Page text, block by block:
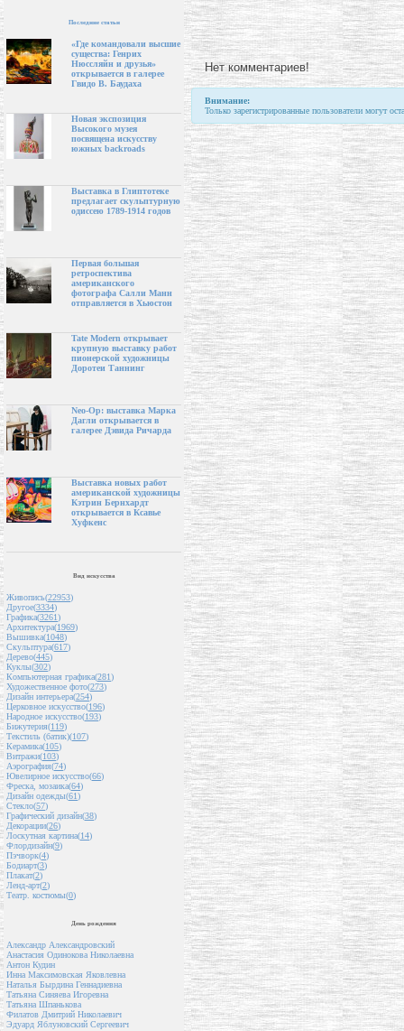
Последние статьи
«Где командовали высшие
существа: Генрих
Нюссляйн и друзья»
открывается в галерее
Гвидо В. Баудаха
Новая экспозиция
Высокого музея
посвящена искусству
южных backroads
Выставка в Глиптотеке
предлагает скульптурную
одиссею 1789-1914 годов
Первая большая
ретроспектива
американского
фотографа Салли Манн
отправляется в Хьюстон
Tate Modern открывает
крупную выставку работ
пионерской художницы
Доротеи Таннинг
Neo-Op: выставка Марка
Дагли открывается в
галерее Дэвида Ричарда
Выставка новых работ
американской художницы
Кэтрин Бернхардт
открывается в Ксавье
Хуфкенс
Вид искусства
Живопись(22953)
Другое(3334)
Графика(3261)
Архитектура(1969)
Вышивка(1048)
Скульптура(617)
Дерево(445)
Куклы(302)
Компьютерная графика(281)
Художественное фото(273)
Дизайн интерьера(254)
Церковное искусство(196)
Народное искусство(193)
Бижутерия(119)
Текстиль (батик)(107)
Керамика(105)
Витражи(103)
Аэрография(74)
Ювелирное искусство(66)
Фреска, мозаика(64)
Дизайн одежды(61)
Стекло(57)
Графический дизайн(38)
Декорации(26)
Лоскутная картина(14)
Флордизайн(9)
Пэчворк(4)
Бодиарт(3)
Плакат(2)
Ленд-арт(2)
Театр. костюмы(0)
День рождения
Александр Александровский
Анастасия Одинокова Николаевна
Антон Кудин
Инна Максимовская Яковлевна
Наталья Бырдина Геннадиевна
Татьяна Синяева Игоревна
Татьяна Шпанькова
Филатов Дмитрий Николаевич
Эдуард Яблуновский Сергеевич
Нет комментариев!
Внимание:
Только зарегистрированные пользователи могут